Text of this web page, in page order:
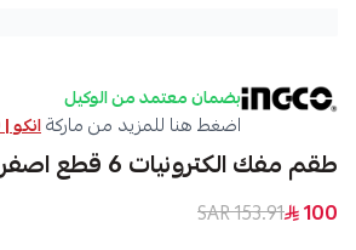
بضمان معتمد من الوكيل
اضغط هنا للمزيد من ماركةانكو | INGCO
طقم مفك الكترونيات 6 قطع اصفر
100
153.91 SAR